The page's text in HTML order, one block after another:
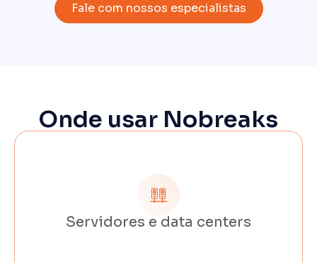
Fale com nossos especialistas
Onde usar Nobreaks
Servidores e data centers